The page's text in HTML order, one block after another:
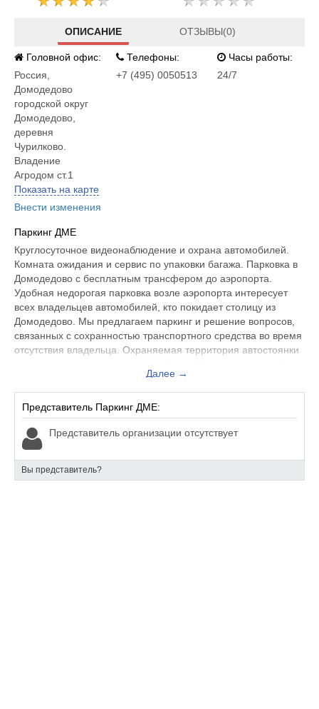
ОПИСАНИЕ ОТЗЫВЫ(0)
Головной офис:
Россия
Домодедово
городской округ
Домодедово,
деревня
Чурилково.
Владение
Агродом ст.1
Показать на карте
Внести изменения
Телефоны:
+7 (495) 0050513
Часы работы:
24/7
Паркинг ДМЕ
Круглосуточное видеонаблюдение и охрана автомобилей.
Комната ожидания и сервис по упаковки багажа. Парковка в
Домодедово с бесплатным трансфером до аэропорта.
Удобная недорогая парковка возле аэропорта интересует
всех владельцев автомобилей, кто покидает столицу из
Домодедово. Мы предлагаем паркинг и решение вопросов,
связанных с сохранностью транспортного средства во время
отсутствия владельца. Охраняемая территория автостоянки
длительный срок, будет находиться за надёжным
ограждением. Стоянка оборудована осветительными
приборами и камерами слежения. Не сомневайтесь, во
время долгосрочной командировки или отдыха, ваша
машина будет в сохранности.
Далее →
Представитель Паркинг ДМЕ:
Представитель организации отсутствует
Вы представитель?